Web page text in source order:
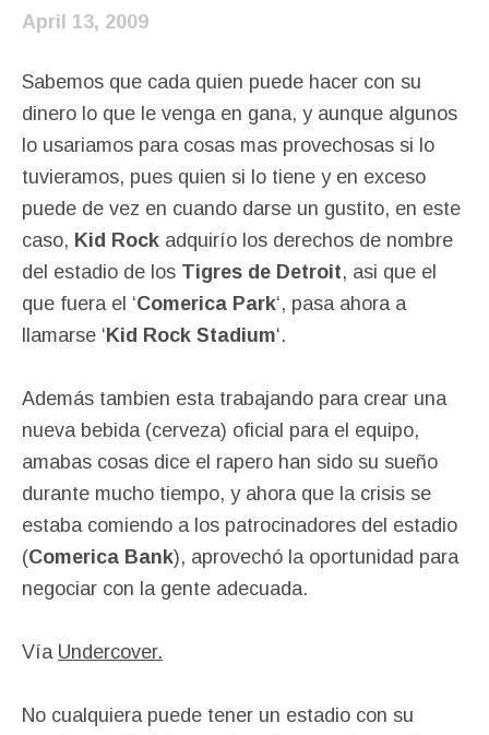
April 13, 2009
Sabemos que cada quien puede hacer con su
dinero lo que le venga en gana, y aunque algunos
lo usariamos para cosas mas provechosas si lo
tuvieramos, pues quien si lo tiene y en exceso
puede de vez en cuando darse un gustito, en este
caso, Kid Rock adquirío los derechos de nombre
del estadio de los Tigres de Detroit, asi que el
que fuera el ‘Comerica Park‘, pasa ahora a
llamarse ‘ Kid Rock Stadium‘.
Además tambien esta trabajando para crear una
nueva bebida (cerveza) oficial para el equipo,
amabas cosas dice el rapero han sido su sueño
durante mucho tiempo, y ahora que la crisis se
estaba comiendo a los patrocinadores del estadio
(Comerica Bank), aprovechó la oportunidad para
negociar con la gente adecuada.
Vía Undercover.
No cualquiera puede tener un estadio con su